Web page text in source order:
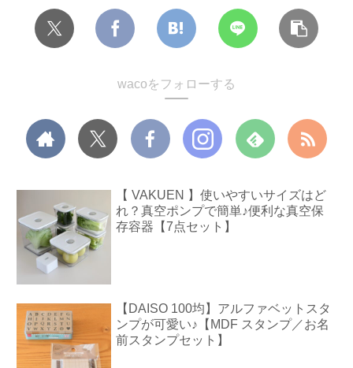
wacoをフォローする
【 VAKUEN 】使いやすいサイズはど
れ？真空ポンプで簡単♪便利な真空保
存容器【7点セット】
【DAISO 100均】アルファベットスタ
ンプが可愛い♪【MDF スタンプ／お名
前スタンプセット】